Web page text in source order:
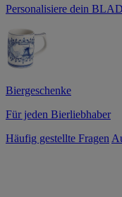
Personalisiere dein
Biergeschenke
Für jeden Bierliebhaber
Häufig gestellte Fragen